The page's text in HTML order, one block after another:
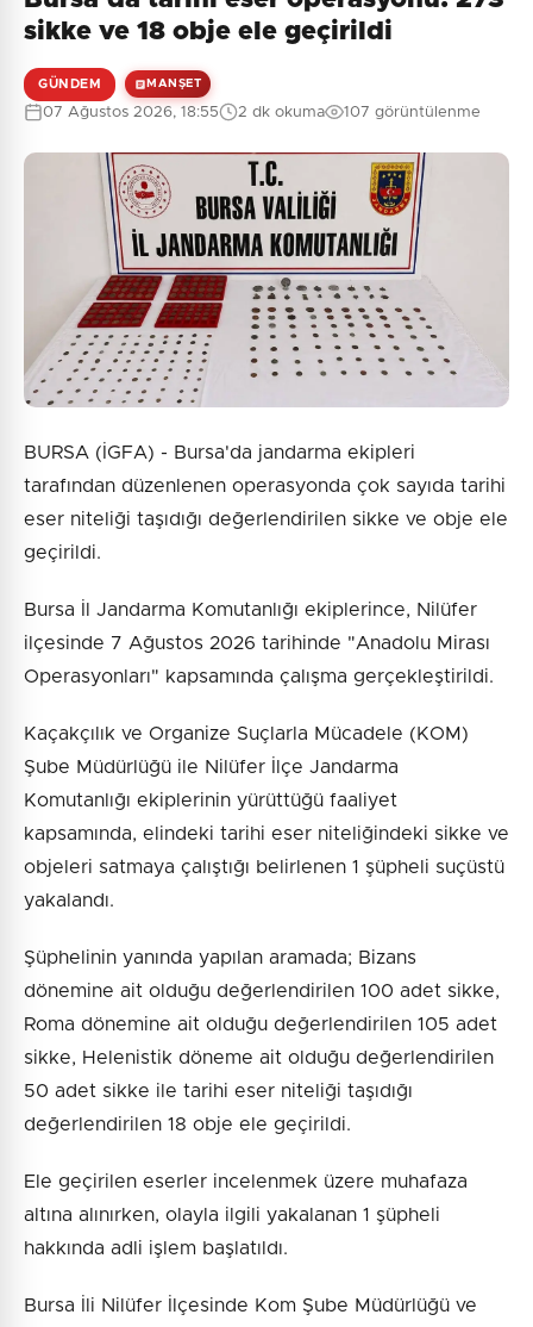
sikke ve 18 obje ele geçirildi
GÜNDEM MANŞET
07 Ağustos 2026, 18:55 2 dk okuma 107 görüntülenme
BURSA (İGFA) - Bursa'da jandarma ekipleri
tarafından düzenlenen operasyonda çok sayıda tarihi
eser niteliği taşıdığı değerlendirilen sikke ve obje ele
geçirildi.
Bursa İl Jandarma Komutanlığı ekiplerince, Nilüfer
ilçesinde 7 Ağustos 2026 tarihinde "Anadolu Mirası
Operasyonları" kapsamında çalışma gerçekleştirildi.
Kaçakçılık ve Organize Suçlarla Mücadele (KOM)
Şube Müdürlüğü ile Nilüfer İlçe Jandarma
Komutanlığı ekiplerinin yürüttüğü faaliyet
kapsamında, elindeki tarihi eser niteliğindeki sikke ve
objeleri satmaya çalıştığı belirlenen 1 şüpheli suçüstü
yakalandı.
Şüphelinin yanında yapılan aramada; Bizans
dönemine ait olduğu değerlendirilen 100 adet sikke,
Roma dönemine ait olduğu değerlendirilen 105 adet
sikke, Helenistik döneme ait olduğu değerlendirilen
50 adet sikke ile tarihi eser niteliği taşıdığı
değerlendirilen 18 obje ele geçirildi.
Ele geçirilen eserler incelenmek üzere muhafaza
altına alınırken, olayla ilgili yakalanan 1 şüpheli
hakkında adli işlem başlatıldı.
Bursa İli Nilüfer İlçesinde Kom Şube Müdürlüğü ve